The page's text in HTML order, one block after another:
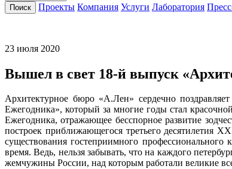
Поиск
Проекты Компания Услуги Лаборатория
23 июля 2020
Вышел в свет 18-й выпуск
Архитектурное бюро «А.Лен» сердечно
Ежегодника», который за многие годы стал
Ежегодника, отражающее бесспорное развитие
построек приближающегося третьего десятилетия
существования гостеприимного
время. Ведь, нельзя забывать, что на каждого
жемчужины России, над которым работали великие